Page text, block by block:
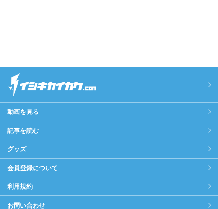
動画を見る
記事を読む
グッズ
会員登録について
利用規約
お問い合わせ